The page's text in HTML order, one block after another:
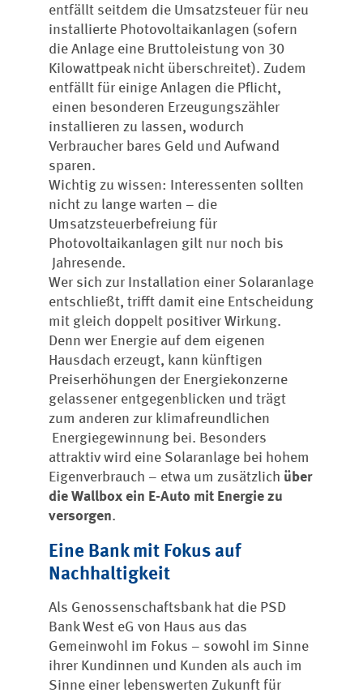
entfällt seitdem die Umsatzsteuer für neu
installierte Photovoltaikanlagen (sofern
die Anlage eine Bruttoleistung von 30
Kilowattpeak nicht überschreitet). Zudem
entfällt für einige Anlagen die Pflicht,
einen besonderen Erzeugungszähler
installieren zu lassen, wodurch
Verbraucher bares Geld und Aufwand
sparen.
Wichtig zu wissen: Interessenten sollten
nicht zu lange warten – die
Umsatzsteuerbefreiung für
Photovoltaikanlagen gilt nur noch bis
Jahresende.
Wer sich zur Installation einer Solaranlage
entschließt, trifft damit eine Entscheidung
mit gleich doppelt positiver Wirkung.
Denn wer Energie auf dem eigenen
Hausdach erzeugt, kann künftigen
Preiserhöhungen der Energiekonzerne
gelassener entgegenblicken und trägt
zum anderen zur klimafreundlichen
Energiegewinnung bei. Besonders
attraktiv wird eine Solaranlage bei hohem
Eigenverbrauch – etwa um zusätzlich über
die Wallbox ein E-Auto mit Energie zu
versorgen.
Eine Bank mit Fokus auf
Nachhaltigkeit
Als Genossenschaftsbank hat die PSD
Bank West eG von Haus aus das
Gemeinwohl im Fokus – sowohl im Sinne
ihrer Kundinnen und Kunden als auch im
Sinne einer lebenswerten Zukunft für